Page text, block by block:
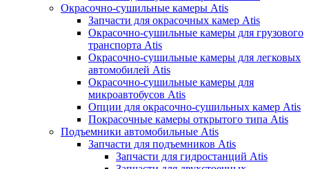
Окрасочно-сушильные камеры Atis
Запчасти для окрасочных камер Atis
Окрасочно-сушильные камеры для грузового
транспорта Atis
Окрасочно-сушильные камеры для легковых
автомобилей Atis
Окрасочно-сушильные камеры для
микроавтобусов Atis
Опции для окрасочно-сушильных камер Atis
Покрасочные камеры открытого типа Atis
Подъемники автомобильные Atis
Запчасти для подъемников Atis
Запчасти для гидростанций Atis